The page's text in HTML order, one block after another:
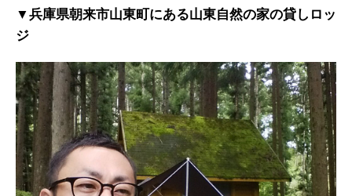
▼兵庫県朝来市山東町にある山東自然の家の貸しロッ
ジ